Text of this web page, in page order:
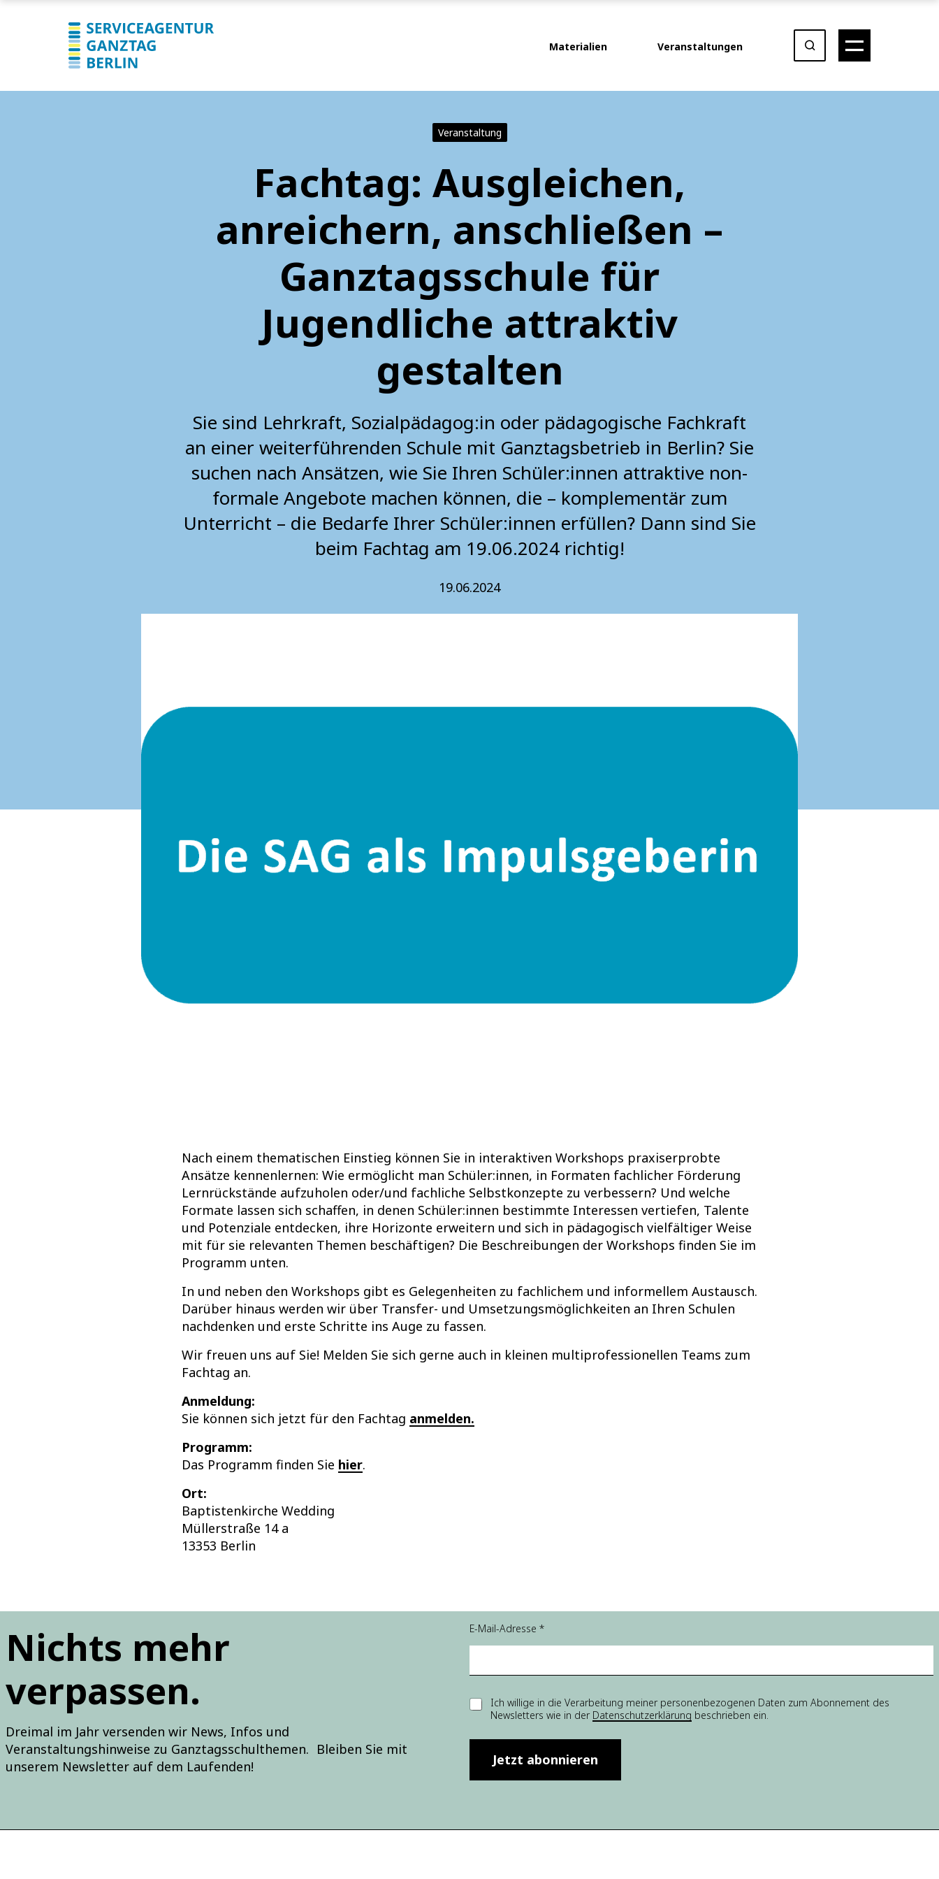
Materialien Veranstaltungen
Veranstaltung
Fachtag: Ausgleichen,
anreichern, anschließen –
Ganztagsschule für
Jugendliche attraktiv
gestalten
Sie sind Lehrkraft, Sozialpädagog:in oder pädagogische Fachkraft
an einer weiterführenden Schule mit Ganztagsbetrieb in Berlin? Sie
suchen nach Ansätzen, wie Sie Ihren Schüler:innen attraktive non-
formale Angebote machen können, die – komplementär zum
Unterricht – die Bedarfe Ihrer Schüler:innen erfüllen? Dann sind Sie
beim Fachtag am 19.06.2024 richtig!
19.06.2024
Nach einem thematischen Einstieg können Sie in interaktiven Workshops praxiserprobte
Ansätze kennenlernen: Wie ermöglicht man Schüler:innen, in Formaten fachlicher Förderung
Lernrückstände aufzuholen oder/und fachliche Selbstkonzepte zu verbessern? Und welche
Formate lassen sich schaffen, in denen Schüler:innen bestimmte Interessen vertiefen, Talente
und Potenziale entdecken, ihre Horizonte erweitern und sich in pädagogisch vielfältiger Weise
mit für sie relevanten Themen beschäftigen? Die Beschreibungen der Workshops finden Sie im
Programm unten.
In und neben den Workshops gibt es Gelegenheiten zu fachlichem und informellem Austausch.
Darüber hinaus werden wir über Transfer- und Umsetzungsmöglichkeiten an Ihren Schulen
nachdenken und erste Schritte ins Auge zu fassen.
Wir freuen uns auf Sie! Melden Sie sich gerne auch in kleinen multiprofessionellen Teams zum
Fachtag an.​​​​​​​
Anmeldung:
Sie können sich jetzt für den Fachtag anmelden.
Programm:
Das Programm finden Sie hier.
Ort:
Baptistenkirche Wedding
Müllerstraße 14 a
13353 Berlin
Nichts mehr
verpassen.
Dreimal im Jahr versenden wir News, Infos und
Veranstaltungshinweise zu Ganztagsschulthemen. Bleiben Sie mit
unserem Newsletter auf dem Laufenden!
n
w
n
g
M
A
s
E-Mail-Adresse *
E
w
l
Ich willige in die Verarbeitung meiner personenbezogenen Daten zum Abonnement des
Newsletters wie in der Datenschutzerklärung beschrieben ein.
Jetzt abonnieren